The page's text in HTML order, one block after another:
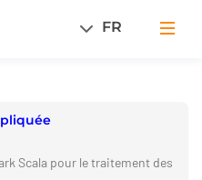
FR
Scala pour le traitement des